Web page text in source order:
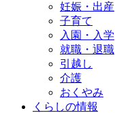
妊娠・出産
子育て
入園・入学
就職・退職
引越し
介護
おくやみ
くらしの情報